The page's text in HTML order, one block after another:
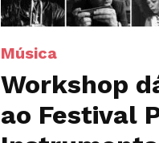
Música
Workshop
ao Festival